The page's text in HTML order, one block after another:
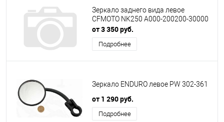
Зеркало заднего вида левое
CFMOTO NK250 A000-200200-30000
от 3 350 руб.
Подробнее
Зеркало ENDURO левое PW 302-361
от 1 290 руб.
Подробнее